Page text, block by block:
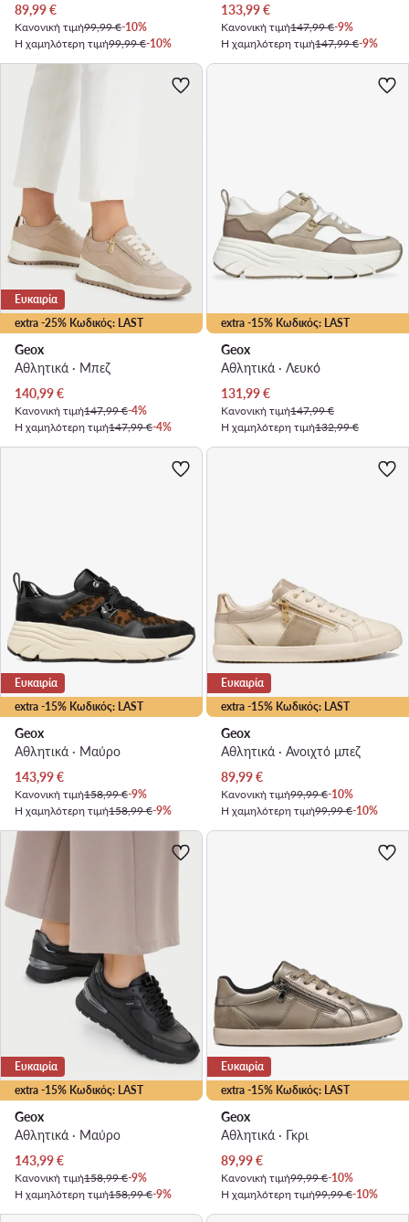
Τρέχουσα τιμή
89,99€
Κανονική τιμή99,99 €-10%
Η χαμηλότερη τιμή99,99 €-10%
Τρέχουσα τιμή
133,99€
Κανονική τιμή147,99 €-9%
Η χαμηλότερη τιμή147,99 €-9%
extra -25% Κωδικός: LAST
Ευκαιρία
Geox
Αθλητικά · Μπεζ
Τρέχουσα τιμή
140,99€
Κανονική τιμή147,99 €-4%
Η χαμηλότερη τιμή147,99 €-4%
extra -15% Κωδικός: LAST
Geox
Αθλητικά · Λευκό
Τρέχουσα τιμή
131,99€
Κανονική τιμή147,99 €
Η χαμηλότερη τιμή132,99 €
extra -15% Κωδικός: LAST
Ευκαιρία
Geox
Αθλητικά · Μαύρο
Τρέχουσα τιμή
143,99€
Κανονική τιμή158,99 €-9%
Η χαμηλότερη τιμή158,99 €-9%
extra -15% Κωδικός: LAST
Ευκαιρία
Geox
Αθλητικά · Ανοιχτό μπεζ
Τρέχουσα τιμή
89,99€
Κανονική τιμή99,99 €-10%
Η χαμηλότερη τιμή99,99 €-10%
extra -15% Κωδικός: LAST
Ευκαιρία
Geox
Αθλητικά · Μαύρο
Τρέχουσα τιμή
143,99€
Κανονική τιμή158,99 €-9%
Η χαμηλότερη τιμή158,99 €-9%
extra -15% Κωδικός: LAST
Ευκαιρία
Geox
Αθλητικά · Γκρι
Τρέχουσα τιμή
89,99€
Κανονική τιμή99,99 €-10%
Η χαμηλότερη τιμή99,99 €-10%